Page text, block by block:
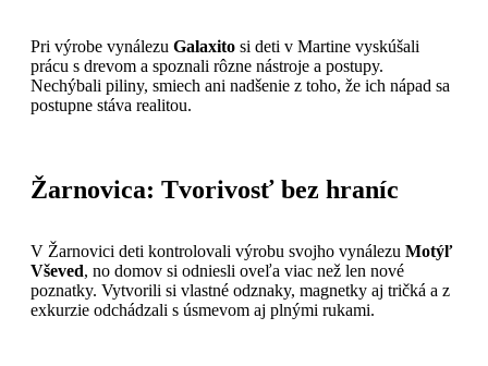
Pri výrobe vynálezu Galaxito si deti v Martine vyskúšali
prácu s drevom a spoznali rôzne nástroje a postupy.
Nechýbali piliny, smiech ani nadšenie z toho, že ich nápad sa
postupne stáva realitou.
Žarnovica: Tvorivosť bez hraníc
V Žarnovici deti kontrolovali výrobu svojho vynálezu Motýľ
Vševed, no domov si odniesli oveľa viac než len nové
poznatky. Vytvorili si vlastné odznaky, magnetky aj tričká a z
exkurzie odchádzali s úsmevom aj plnými rukami.